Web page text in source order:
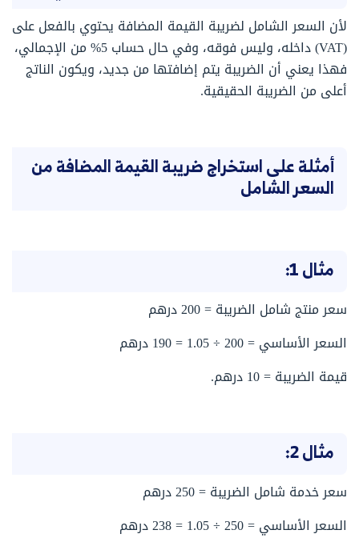
لأن السعر الشامل لضريبة القيمة المضافة يحتوي بالفعل على
(VAT) داخله، وليس فوقه، وفي حال حساب 5% من الإجمالي،
فهذا يعني أن الضريبة يتم إضافتها من جديد، ويكون الناتج
أعلى من الضريبة الحقيقية.
أمثلة على استخراج ضريبة القيمة المضافة من
السعر الشامل
مثال 1:
سعر منتج شامل الضريبة = 200 درهم
السعر الأساسي = 200 ÷ 1.05 = 190 درهم
قيمة الضريبة = 10 درهم.
مثال 2:
سعر خدمة شامل الضريبة = 250 درهم
السعر الأساسي = 250 ÷ 1.05 = 238 درهم